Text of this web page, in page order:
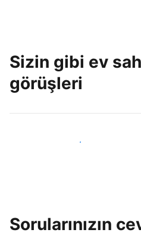
Sizin gibi ev
görüşleri
Tesis sahipleri arasına katıl
Sorularınızın